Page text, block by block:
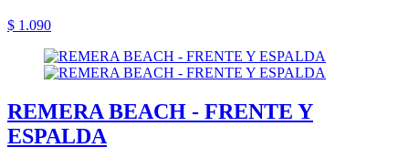
$ 1.090
REMERA BEACH - FRENTE Y
ESPALDA